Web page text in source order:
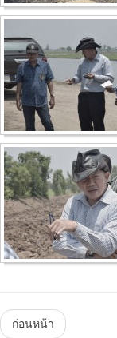
Menu
ก่อนหน้า